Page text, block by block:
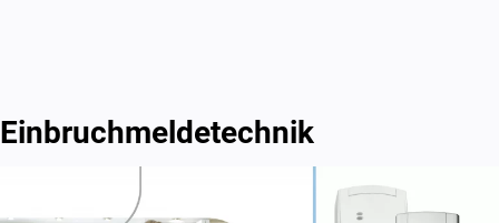
Einbruchmeldetechnik